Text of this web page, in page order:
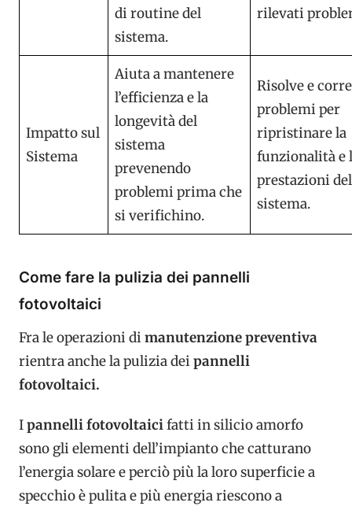
di routine del
sistema.
rilevati
Impatto sul
Sistema
Aiuta a mantenere
l’efficienza e la
longevità del
sistema
prevenendo
problemi prima che
si verifichino.
Risolve e
problemi per
ripristinare la
funzionalità e
prestazioni del
sistema.
Come fare la pulizia dei pannelli
fotovoltaici
Fra le operazioni di manutenzione preventiva
rientra anche la pulizia dei pannelli
fotovoltaici.
Ipannelli fotovoltaicifatti in silicio amorfo
sono gli elementi dell’impianto che catturano
l’energia solare e perciò più la loro superficie a
specchio è pulita e più energia riescono a